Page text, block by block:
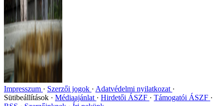
Impresszum Szerzői jogok
Adatvédelmi nyilatkozat
Sütibeállítások
Médiaajánlat Hirdetői ÁSZF
Támogatói ÁSZF